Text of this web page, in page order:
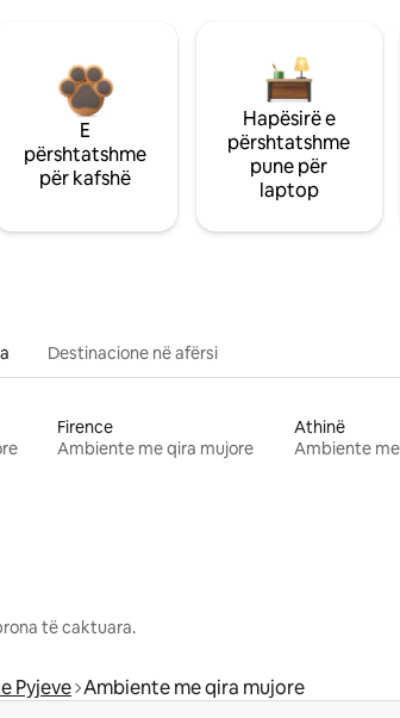
E
përshtatshme
për kafshë
Hapësirë e
përshtatshme
pune për
laptop
Destinacione në afërsi
Firence
Ambiente me qira mujore
Athinë
Ambiente
të caktuara.
Pyjeve Ambiente me qira mujore